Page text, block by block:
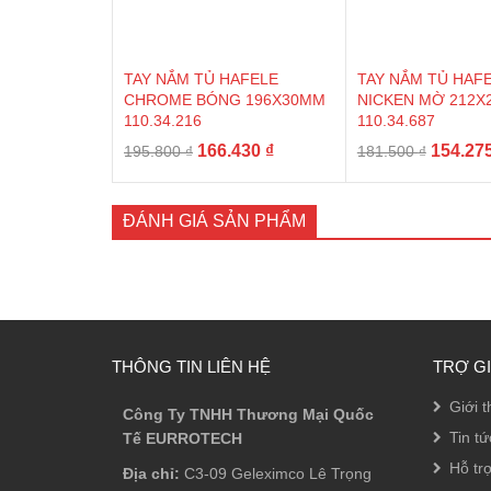
TAY NẮM TỦ HAFELE
CHROME BÓNG 196X30MM
110.34.216
195.800₫ Giá
195.800 ₫.
166.430 ₫Giá
là:
166.430 ₫.
TAY NẮM TỦ
NICKEN MỜ
110.34.687
181.500₫ Giá
ĐÁNH GIÁ SẢN PHẨM
THÔNG TIN LIÊN HỆ
Công Ty TNHH Thương Mại Quốc
Tế EURROTECH
Địa chỉ: C3-09 Geleximco Lê Trọng
TRỢ
Giới
Tin
Hỗ